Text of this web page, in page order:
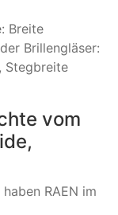
Breite
Brillengläser:
Stegbreite
vom
RAEN im